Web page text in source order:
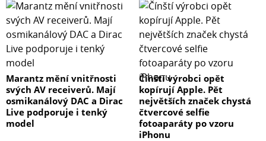
Marantz mění vnitřnosti
svých AV receiverů. Mají
osmikanálový DAC a Dirac
Live podporuje i tenký
model
Čínští výrobci opět
kopírují Apple. Pět
největších značek chystá
čtvercové selfie
fotoaparáty po vzoru
iPhonu